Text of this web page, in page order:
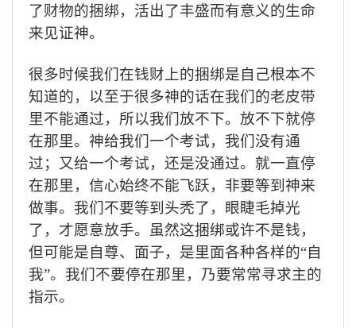
了财物的捆绑，活出了丰盛而有意义的生命
来见证神。
很多时候我们在钱财上的捆绑是自己根本不
知道的，以至于很多神的话在我们的老皮带
里不能通过，所以我们放不下。放不下就停
在那里。神给我们一个考试，我们没有通
过；又给一个考试，还是没通过。就一直停
在那里，信心始终不能飞跃，非要等到神来
做事。我们不要等到头秃了，眼睫毛掉光
了，才愿意放手。虽然这捆绑或许不是钱，
但可能是自尊、面子，是里面各种各样的“自
我”。我们不要停在那里，乃要常常寻求主的
指示。